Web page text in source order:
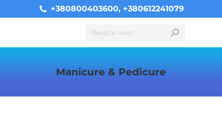
+380800403600, +380612241079
Search:
Manicure & Pedicure